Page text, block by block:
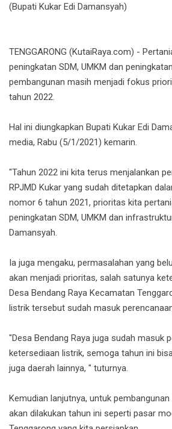
(Bupati Kukar Edi Damansyah)
TENGGARONG (KutaiRaya.com) -
peningkatan SDM, UMKM dan
pembangunan masih menjadi fokus
tahun 2022.
Hal ini diungkapkan Bupati Kukar Edi
media, Rabu (5/1/2021) kemarin.
"Tahun 2022 ini kita terus menjalankan
RPJMD Kukar yang sudah ditetapkan
nomor 6 tahun 2021, prioritas kita
peningkatan SDM, UMKM dan
Damansyah.
Ia juga mengaku, permasalahan yang
akan menjadi prioritas, salah satunya
Desa Bendang Raya Kecamatan
listrik tersebut sudah masuk
"Desa Bendang Raya juga sudah masuk
ketersediaan listrik, semoga tahun ini
juga daerah lainnya, " tuturnya.
Kemudian lanjutnya, untuk
akan dilakukan tahun ini seperti pasar